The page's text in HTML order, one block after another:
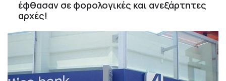
έφθασαν σε φορολογικές και ανεξάρτητες
αρχές!